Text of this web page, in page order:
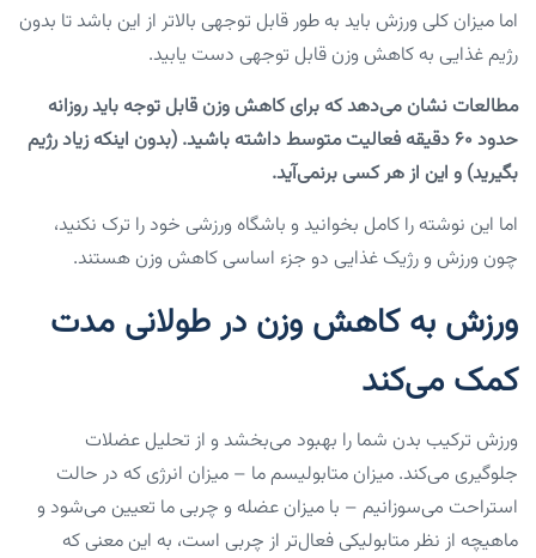
اما میزان کلی ورزش باید به طور قابل توجهی بالاتر از این باشد تا بدون
رژیم غذایی به کاهش وزن قابل توجهی دست یابید.
مطالعات نشان می‌دهد که برای کاهش وزن قابل توجه باید روزانه
حدود ۶۰ دقیقه فعالیت متوسط داشته باشید. (بدون اینکه زیاد رژیم
بگیرید) و این از هر کسی برنمی‌آید.
اما این نوشته را کامل بخوانید و باشگاه ورزشی خود را ترک نکنید،
چون ورزش و رژیک غذایی دو جزء اساسی کاهش وزن هستند.
ورزش به کاهش وزن در طولانی مدت
کمک می‌کند
ورزش ترکیب بدن شما را بهبود می‌بخشد و از تحلیل عضلات
جلوگیری می‌کند. میزان متابولیسم ما – میزان انرژی که در حالت
استراحت می‌سوزانیم – با میزان عضله و چربی ما تعیین می‌شود و
ماهیچه از نظر متابولیکی فعال‌تر از چربی است، به این معنی که